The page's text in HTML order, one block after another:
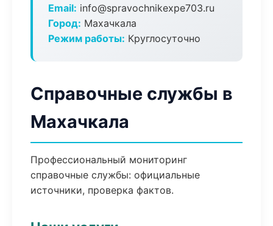
Email: info@spravochnikexpe703.ru
Город: Махачкала
Режим работы: Круглосуточно
Справочные службы в
Махачкала
Профессиональный мониторинг
справочные службы: официальные
источники, проверка фактов.